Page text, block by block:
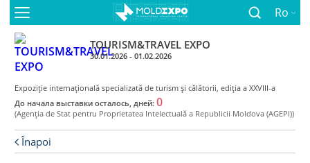
Ro
TOURISM&TRAVEL EXPO
30.01.2026 - 01.02.2026
Expoziţie internaţională specializată de turism și călătorii, ediţia a XXVIII-a
До начала выставки осталось, дней: 0
(Agenţia de Stat pentru Proprietatea Intelectuală a Republicii Moldova (AGEPI))
Înapoi